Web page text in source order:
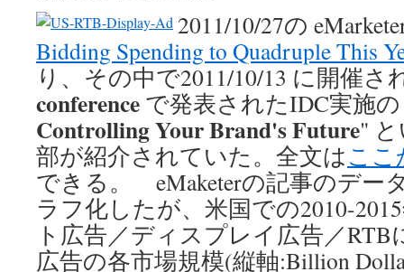
2011/10/27の
Bidding Spending to Quadruple This
り、その中で2011/10/13 に開催さ
conference で発表されたIDC実施
Controlling Your Brand's Future"
部が紹介されていた。全文はこ
できる。 eMaketerの記事のデー
ラフ化したが、米国での2010-
ト広告／ディスプレイ広告／
広告の各市場規模(縦軸:Billion